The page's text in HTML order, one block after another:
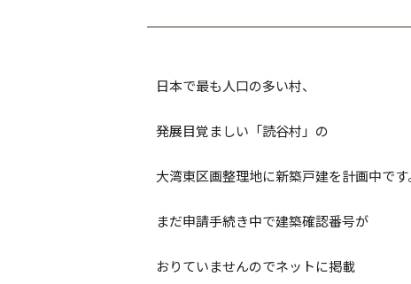
日本で最も人口の多い村、
発展目覚ましい「読谷村」の
大湾東区画整理地に新築戸建を計画中です
まだ申請手続き中で建築確認番号が
おりていませんのでネットに掲載